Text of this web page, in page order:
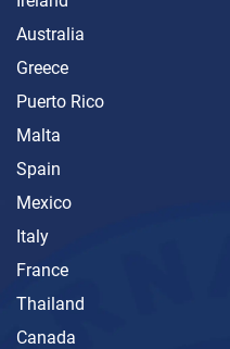
Australia
Greece
Puerto Rico
Malta
Spain
Mexico
Italy
France
Thailand
Canada